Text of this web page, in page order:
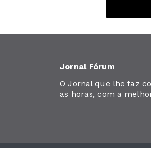
Jornal Fórum
O Jornal que lhe faz
as horas, com a